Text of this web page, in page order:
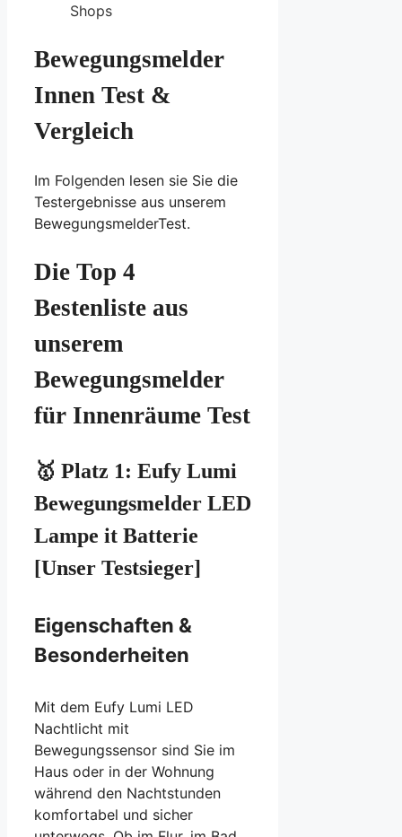
Shops
Bewegungsmelder
Innen Test &
Vergleich
Im Folgenden lesen sie Sie die
Testergebnisse aus unserem
BewegungsmelderTest.
Die Top 4
Bestenliste aus
unserem
Bewegungsmelder
für Innenräume Test
🥇 Platz 1: Eufy Lumi
Bewegungsmelder LED
Lampe it Batterie
[Unser Testsieger]
Eigenschaften &
Besonderheiten
Mit dem Eufy Lumi LED
Nachtlicht mit
Bewegungssensor sind Sie im
Haus oder in der Wohnung
während den Nachtstunden
komfortabel und sicher